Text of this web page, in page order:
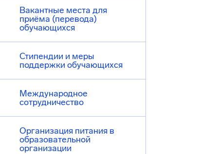
Вакантные места для
приёма (перевода)
обучающихся
Стипендии и меры
поддержки обучающихся
Международное
сотрудничество
Организация питания в
образовательной
организации